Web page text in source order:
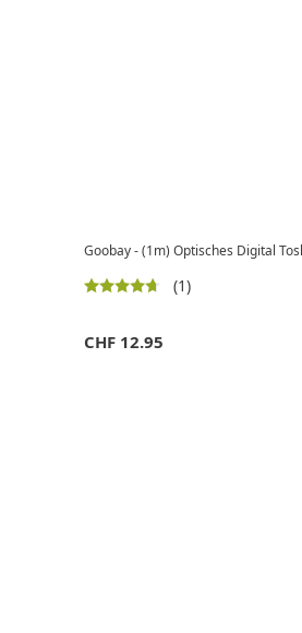
Goobay - (1m) Optisches Digital
(1)
CHF 12.95